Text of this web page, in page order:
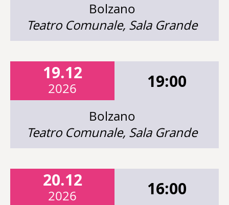
Bolzano
Teatro Comunale, Sala Grande
19.12
2026 19:00
Bolzano
Teatro Comunale, Sala Grande
20.12
2026 16:00